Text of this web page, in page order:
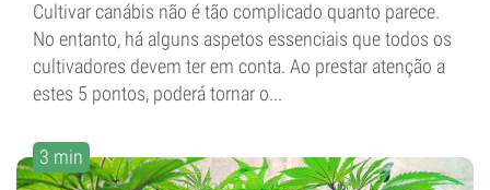
Cultivar canábis não é tão complicado quanto parece.
No entanto, há alguns aspetos essenciais que todos os
cultivadores devem ter em conta. Ao prestar atenção a
estes 5 pontos, poderá tornar o...
3 min